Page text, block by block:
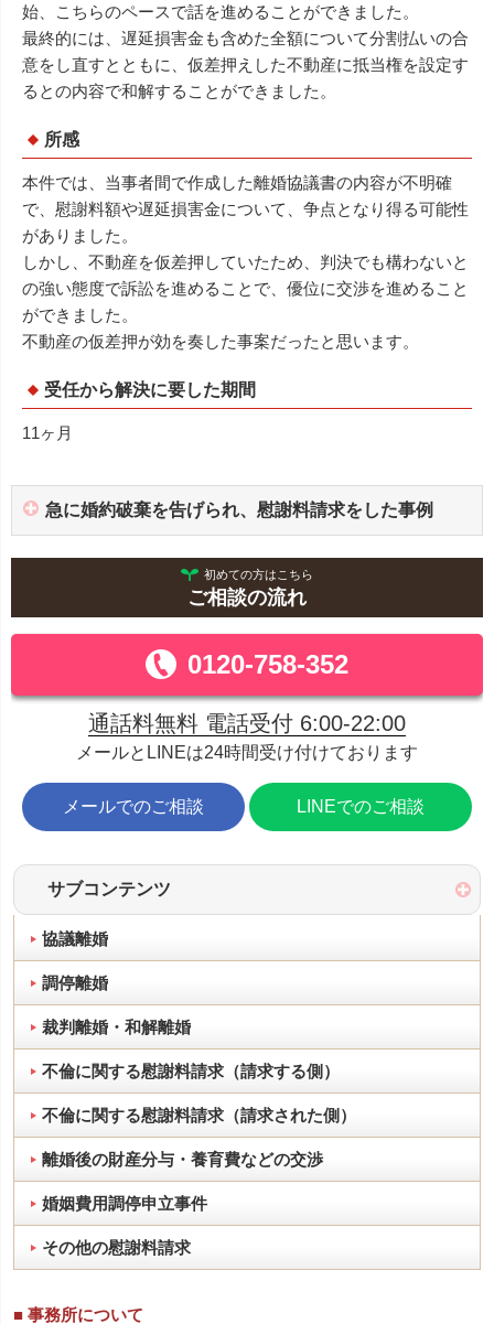
始、こちらのペースで話を進めることができました。
最終的には、遅延損害金も含めた全額について分割払いの合
意をし直すとともに、仮差押えした不動産に抵当権を設定す
るとの内容で和解することができました。
所感
本件では、当事者間で作成した離婚協議書の内容が不明確
で、慰謝料額や遅延損害金について、争点となり得る可能性
がありました。
しかし、不動産を仮差押していたため、判決でも構わないと
の強い態度で訴訟を進めることで、優位に交渉を進めること
ができました。
不動産の仮差押が効を奏した事案だったと思います。
受任から解決に要した期間
11ヶ月
急に婚約破棄を告げられ、慰謝料請求をした事例
初めての方はこちら
ご相談の流れ
0120-758-352
通話料無料 電話受付 6:00-22:00
メールとLINEは24時間受け付けております
メールでのご相談 LINEでのご相談
サブコンテンツ
協議離婚
調停離婚
裁判離婚・和解離婚
不倫に関する慰謝料請求（請求する側）
不倫に関する慰謝料請求（請求された側）
離婚後の財産分与・養育費などの交渉
婚姻費用調停申立事件
その他の慰謝料請求
■ 事務所について